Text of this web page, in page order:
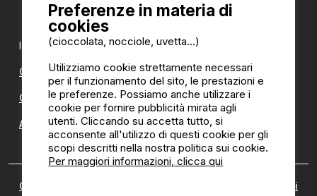
I nostri partner:
CampingDirect
CampingStreetView
ANNUARIO DEI CAMPEGGI
Chi siamo Politica di recensioni
Preferenze in materia di
cookies
(cioccolata, nocciole, uvetta...)
Utilizziamo cookie strettamente necessari
per il funzionamento del sito, le prestazioni e
le preferenze. Possiamo anche utilizzare i
cookie per fornire pubblicità mirata agli
utenti. Cliccando su accetta tutto, si
acconsente all'utilizzo di questi cookie per gli
scopi descritti nella nostra politica sui cookie.
Per maggiori informazioni, clicca qui